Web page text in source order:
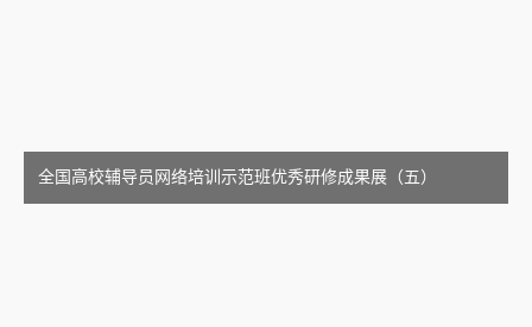
全国高校辅导员网络培训示范班优秀研修成果展（五）